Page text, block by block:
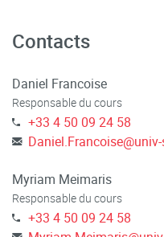
Contacts
Daniel Francoise
Responsable du cours
+33 4 50 09 24 58
Daniel.Francoise@
Myriam Meimaris
Responsable du cours
+33 4 50 09 24 58